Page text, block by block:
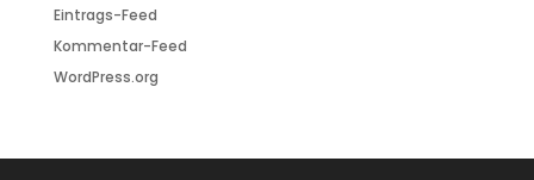
Eintrags-Feed
Kommentar-Feed
WordPress.org